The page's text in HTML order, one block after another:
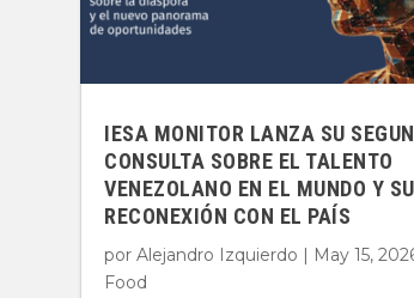
IESA MONITOR LANZA SU
CONSULTA SOBRE EL TALENTO
VENEZOLANO EN EL MUNDO Y SU
RECONEXIÓN CON EL PAÍS
porAlejandro Izquierdo | May 15,
Food